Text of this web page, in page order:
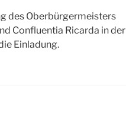
des Oberbürgermeisters
Confluentia Ricarda in der
Einladung.